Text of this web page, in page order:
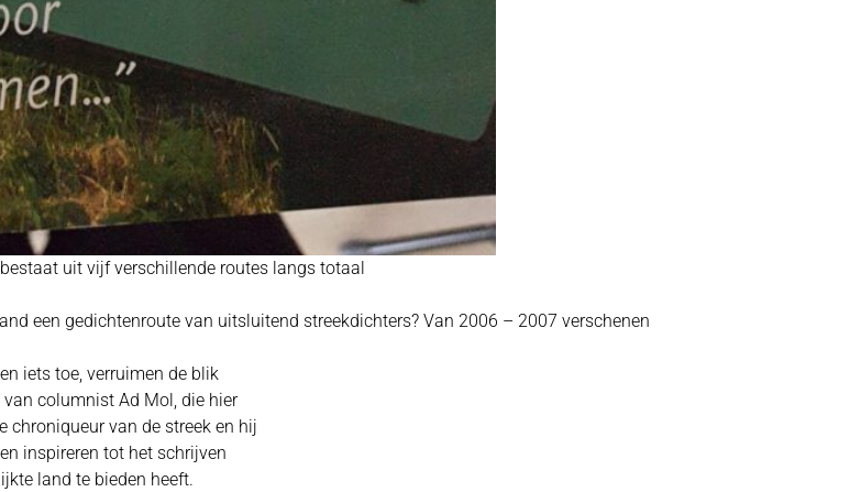
uit vijf verschillende routes langs totaal
een gedichtenroute van uitsluitend streekdichters? Van 2006 – 2007 verschenen
iets toe, verruimen de blik
columnist Ad Mol, die hier
chroniqueur van de streek en hij
inspireren tot het schrijven
land te bieden heeft.